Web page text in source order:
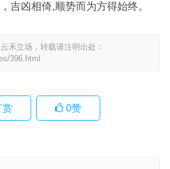
吉凶相倚,顺势而为方得始终。
禾立场，转载请注明出处：
396.html
0赞